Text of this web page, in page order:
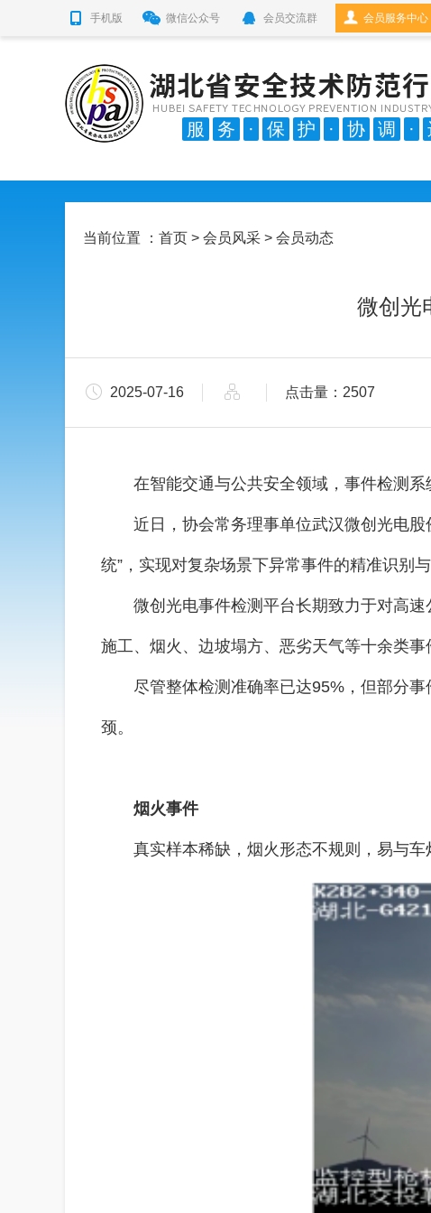
手机版 微信公众号 会员交流群 会员服务中心
服 务 · 保 护 · 协 调 ·
当前位置 ： 首页 > 会员风采 > 会员动态
微创光
2025-07-16 点击量：2507
在智能交通与公共安全领域，事件检测
近日，协会常务理事单位武汉微创光电
统”，实现对复杂场景下异常事件的精准识别
微创光电事件检测平台长期致力于对高
施工、烟火、边坡塌方、恶劣天气等十余类事
尽管整体检测准确率已达95%，但部分
颈。
烟火事件
真实样本稀缺，烟火形态不规则，易与